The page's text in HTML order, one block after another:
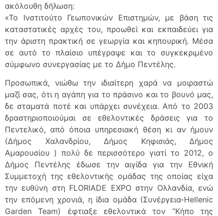
ακόλουθη δήλωση:
«Το Ινστιτούτο Γεωπονικών Επιστημών, με βάση τις
καταστατικές αρχές του, προωθεί και εκπαιδεύει για
την άριστη πρακτική σε γεωργία και κηπουρική. Μέσα
σε αυτό το πλαίσιο υπέγραψε και το συγκεκριμένο
σύμφωνο συνεργασίας με το Δήμο Πεντέλης.
Προσωπικά, νιώθω την ιδιαίτερη χαρά να μοιραστώ
μαζί σας, ότι η αγάπη για το πράσινο και το βουνό μας,
δε σταματά ποτέ και υπάρχει συνέχεια. Από το 2003
δραστηριοποιούμαι σε εθελοντικές δράσεις για το
Πεντελικό, από όποια υπηρεσιακή θέση κι αν ήμουν
(Δήμος Χαλανδρίου, Δήμος Κηφισιάς, Δήμος
Αμαρουσίου ) πολύ δε περισσότερο γιατί το 2012, ο
Δήμος Πεντέλης έδωσε την αιγίδα για την Εθνική
Συμμετοχή της εθελοντικής ομάδας της οποίας είχα
την ευθύνη στη FLORIADE EXPO στην Ολλανδία, ενώ
την επόμενη χρονιά, η ίδια ομάδα (Συνέργεια-Hellenic
Garden Team) έφτιαξε εθελοντικά τον “Κήπο της